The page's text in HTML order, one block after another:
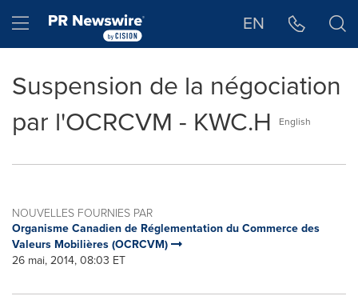
Hamburger menu EN
Suspension de la négociation
par l'OCRCVM - KWC.H
English
NOUVELLES FOURNIES PAR
Organisme Canadien de Réglementation du Commerce des
Valeurs Mobilières (OCRCVM)
26 mai, 2014, 08:03 ET